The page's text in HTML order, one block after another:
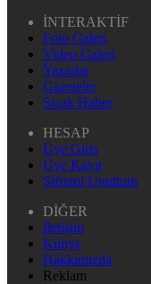
İNTERAKTİF
Foto Galeri
Video Galeri
Yazarlar
Gazeteler
Sıcak Haber
HESAP
Üye Giriş
Üye Kayıt
Şifremi Unuttum
DİĞER
İletişim
Künye
Hakkımızda
Reklam